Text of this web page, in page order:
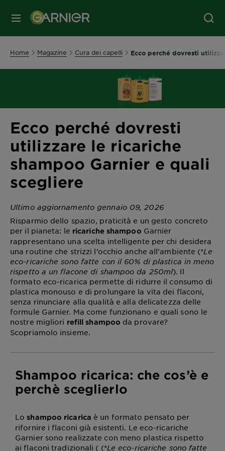
MENU
Home Magazine Cura dei capelli Ecco perché dovresti
Ecco perché dovresti
utilizzare le ricariche
shampoo Garnier e quali
scegliere
Ultimo aggiornamento gennaio 09, 2026
Risparmio dello spazio, praticità e un gesto concreto
per il pianeta: le ricariche shampoo Garnier
rappresentano una scelta intelligente per chi desidera
una routine che strizzi l’occhio anche all’ambiente (*Le
eco-ricariche sono fatte con il 60% di plastica in meno
rispetto a un flacone di shampoo da 250ml). Il
formato eco-ricarica permette di ridurre il consumo di
plastica monouso e di prolungare la vita dei flaconi,
senza rinunciare alla qualità e alla delicatezza delle
formule Garnier. Ma come funzionano e quali sono le
nostre migliori refill shampoo da provare?
Scopriamolo insieme.
Shampoo ricarica: che cos’è e
perchè sceglierlo
Loshampoo ricarica è un formato pensato per
rifornire i flaconi già esistenti. Le eco-ricariche
Garnier sono realizzate con meno plastica rispetto
ai flaconi tradizionali ( (*Le eco-ricariche sono fatte